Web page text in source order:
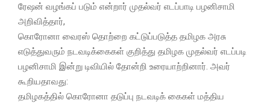
ரேஷன் வழங்கப் படும் என்றார் முதல்வர் எடப்பாடி பழனிசாமி
அறிவித்தார்,
கொரோனா வைரஸ் தொற்றை கட்டுப்படுத்த தமிழக அரசு
எடுத்துவரும் நடவடிக்கைகள் குறித்து தமிழக முதல்வர் எடப்படி
பழனிசாமி இன்று டிவியில் தோன்றி உரையாற்றினார். அவர்
கூறியதாவது:
தமிழகத்தில் கொரோனா தடுப்பு நடவடிக் கைகள் மத்திய